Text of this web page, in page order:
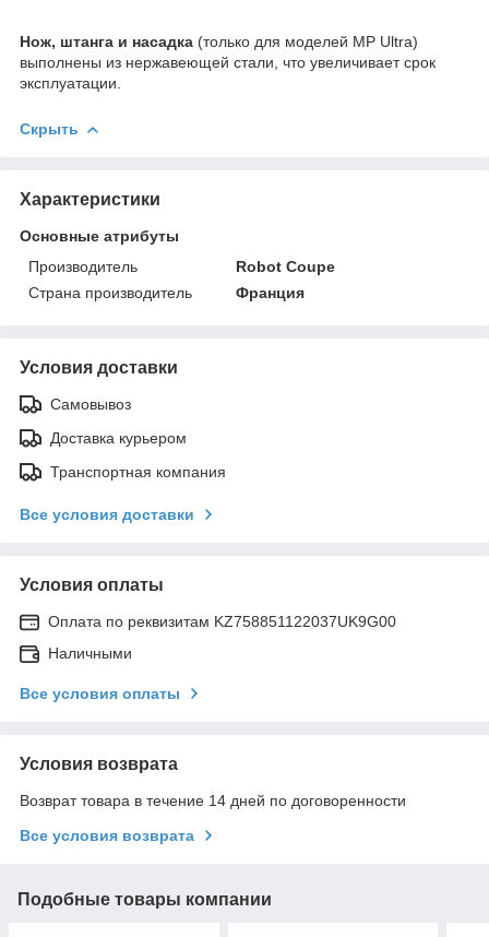
Нож, штанга и насадка (только для моделей MP Ultra)
выполнены из нержавеющей стали, что увеличивает срок
эксплуатации.
Скрыть
Характеристики
Основные атрибуты
Производитель
Robot Coupe
Страна производитель
Франция
Условия доставки
Самовывоз
Доставка курьером
Транспортная компания
Все условия доставки
Условия оплаты
Оплата по реквизитам KZ758851122037UK9G00
Наличными
Все условия оплаты
Условия возврата
Возврат товара в течение 14 дней по договоренности
Все условия возврата
Подобные товары компании